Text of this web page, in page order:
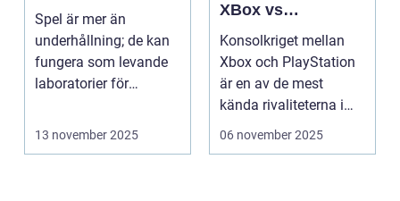
Spel är mer än
underhållning; de kan
fungera som levande
laboratorier för
13 november 2025
XBox vs
PlayStation
Konsolkriget mellan
Xbox och PlayStation
är en av de mest
kända rivaliteterna i
spelvä...
06 november 2025